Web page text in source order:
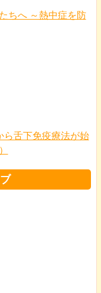
ちへ ～熱中症を防
ら舌下免疫療法が始